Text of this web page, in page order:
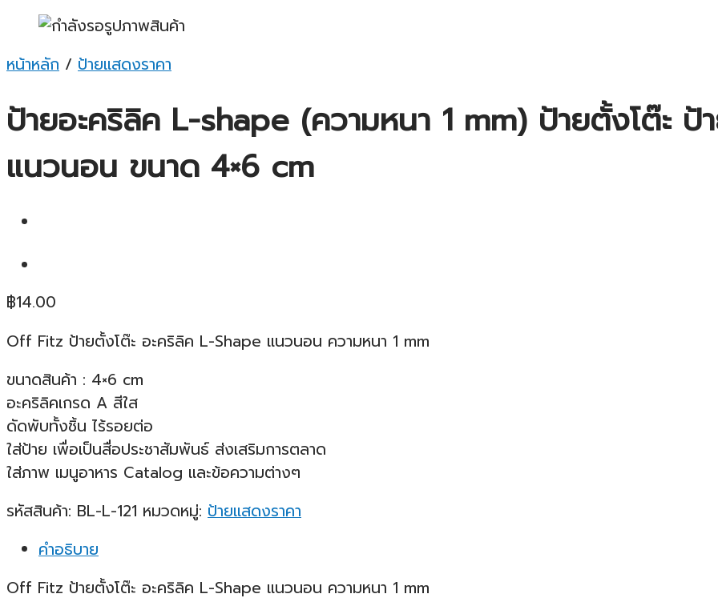
หน้าหลัก / ป้ายแสดงราคา
ป้ายอะคริลิค L-shape (ความหนา 1 mm) ป้ายตั้งโต๊ะ ป้
แนวนอน ขนาด 4×6 cm
฿14.00
Off Fitz ป้ายตั้งโต๊ะ อะคริลิค L-Shape แนวนอน ความหนา 1 mm
ขนาดสินค้า : 4×6 cm
อะคริลิคเกรด A สีใส
ดัดพับทั้งชิ้น ไร้รอยต่อ
ใส่ป้าย เพื่อเป็นสื่อประชาสัมพันธ์ ส่งเสริมการตลาด
ใส่ภาพ เมนูอาหาร Catalog และข้อความต่างๆ
รหัสสินค้า: BL-L-121 หมวดหมู่: ป้ายแสดงราคา
คำอธิบาย
Off Fitz ป้ายตั้งโต๊ะ อะคริลิค L-Shape แนวนอน ความหนา 1 mm